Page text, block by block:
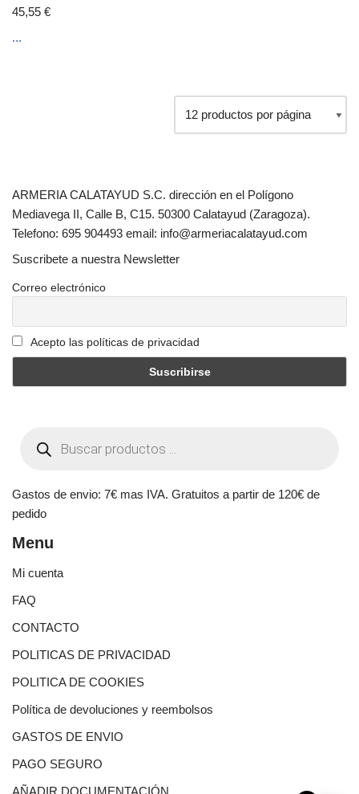
45,55 €
...
ARMERIA CALATAYUD S.C. dirección en el Polígono
Mediavega II, Calle B, C15. 50300 Calatayud (Zaragoza).
Telefono: 695 904493 email: info@armeriacalatayud.com
Suscribete a nuestra Newsletter
Correo electrónico
Acepto las políticas de privacidad
Gastos de envio: 7€ mas IVA. Gratuitos a partir de 120€ de
pedido
Menu
Mi cuenta
FAQ
CONTACTO
POLITICAS DE PRIVACIDAD
POLITICA DE COOKIES
Política de devoluciones y reembolsos
GASTOS DE ENVIO
PAGO SEGURO